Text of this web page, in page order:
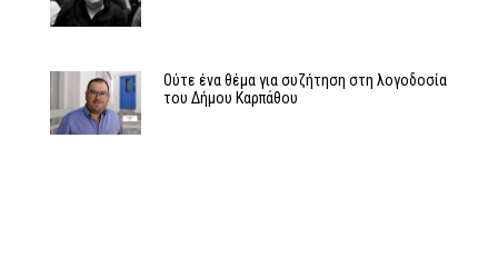
Ούτε ένα θέμα για συζήτηση στη λογοδοσία
του Δήμου Καρπάθου